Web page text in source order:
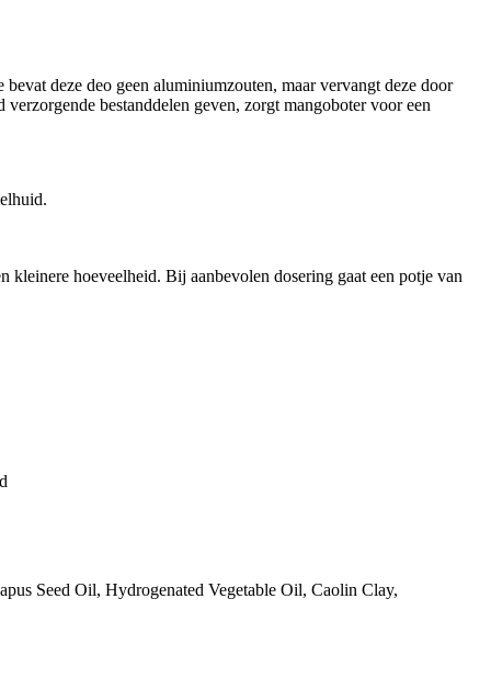
deze deo geen aluminiumzouten, maar vervangt deze door
bestanddelen geven, zorgt mangoboter voor een
hoeveelheid. Bij aanbevolen dosering gaat een potje van
Seed Oil, Hydrogenated Vegetable Oil, Caolin Clay,